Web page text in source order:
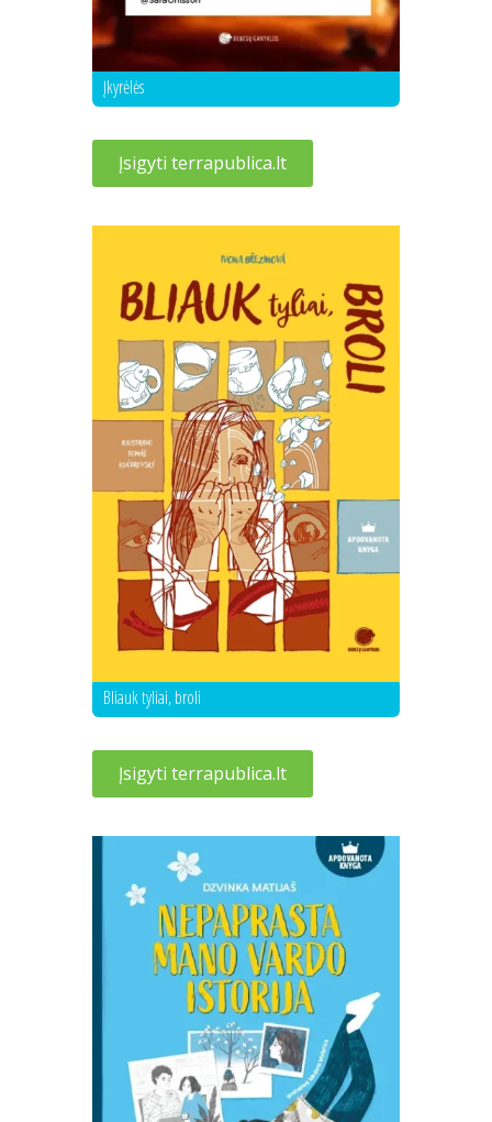
Įkyrėlės
Įsigyti terrapublica.lt
Bliauk tyliai, broli
Įsigyti terrapublica.lt